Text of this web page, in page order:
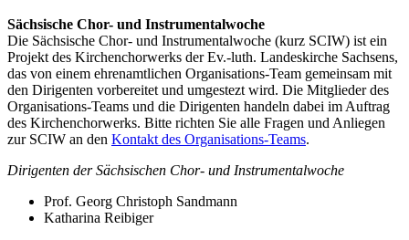
Sächsische Chor- und Instrumentalwoche
Die Sächsische Chor- und Instrumentalwoche (kurz SCIW) ist ein
Projekt des Kirchenchorwerks der Ev.-luth. Landeskirche Sachsens,
das von einem ehrenamtlichen Organisations-Team gemeinsam mit
den Dirigenten vorbereitet und umgestezt wird. Die Mitglieder des
Organisations-Teams und die Dirigenten handeln dabei im Auftrag
des Kirchenchorwerks. Bitte richten Sie alle Fragen und Anliegen
zur SCIW an den Kontakt des Organisations-Teams.
Dirigenten der Sächsischen Chor- und Instrumentalwoche
Prof. Georg Christoph Sandmann
Katharina Reibiger